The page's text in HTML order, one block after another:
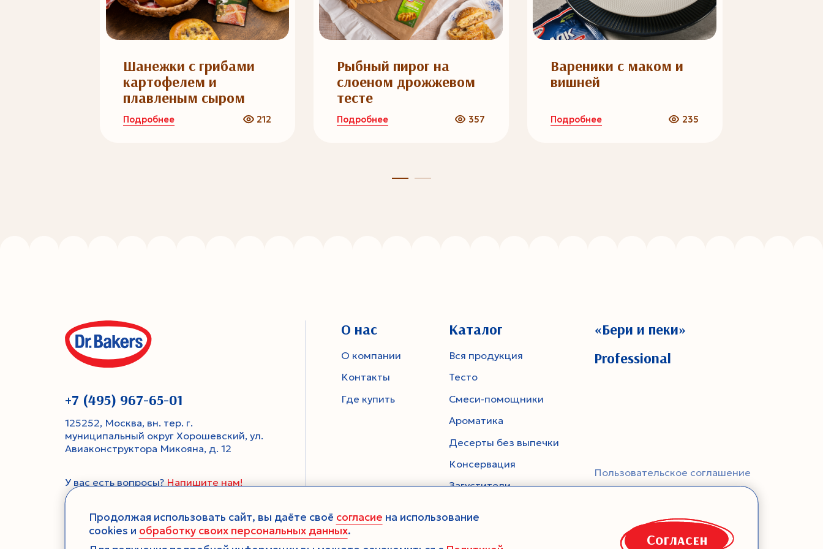
Шанежки с грибами
картофелем и
плавленым сыром
Подробнее 212
Рыбный пирог на
слоеном дрожжевом
тесте
Подробнее 357
Вареники с маком и
вишней
Подробнее 235
+7 (495) 967-65-01
125252, Москва, вн. тер. г.
муниципальный округ Хорошевский, ул.
Авиаконструктора Микояна, д. 12
У вас есть вопросы? Напишите нам!
О нас
О компании
Контакты
Где купить
Каталог
Вся продукция
Тесто
Смеси-помощники
Ароматика
Десерты без выпечки
Консервация
Загустители
«Бери и пеки»
Professional
Пользовательское соглашение
Политика конфиденциальности
Продолжая использовать сайт, вы даёте своё согласие на использование
cookies и обработку своих персональных данных.
Согласен